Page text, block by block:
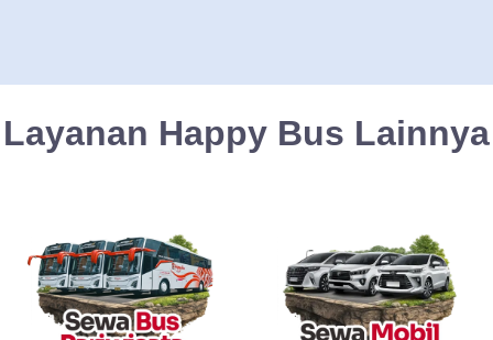
Layanan Happy Bus Lainnya